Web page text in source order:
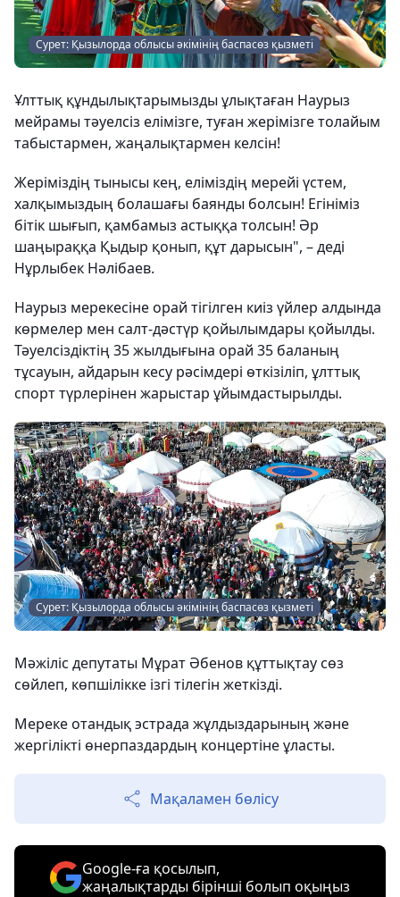
Сурет: Қызылорда облысы әкімінің баспасөз қызметі
Ұлттық құндылықтарымызды ұлықтаған Наурыз
мейрамы тәуелсіз елімізге, туған жерімізге толайым
табыстармен, жаңалықтармен келсін!
Жеріміздің тынысы кең, еліміздің мерейі үстем,
халқымыздың болашағы баянды болсын! Егініміз
бітік шығып, қамбамыз астыққа толсын! Әр
шаңыраққа Қыдыр қонып, құт дарысын", – деді
Нұрлыбек Нәлібаев.
Наурыз мерекесіне орай тігілген киіз үйлер алдында
көрмелер мен салт-дәстүр қойылымдары қойылды.
Тәуелсіздіктің 35 жылдығына орай 35 баланың
тұсауын, айдарын кесу рәсімдері өткізіліп, ұлттық
спорт түрлерінен жарыстар ұйымдастырылды.
Сурет: Қызылорда облысы әкімінің баспасөз қызметі
Мәжіліс депутаты Мұрат Әбенов құттықтау сөз
сөйлеп, көпшілікке ізгі тілегін жеткізді.
Мереке отандық эстрада жұлдыздарының және
жергілікті өнерпаздардың концертіне ұласты.
Мақаламен бөлісу
Google-ға қосылып,
жаңалықтарды бірінші болып оқыңыз